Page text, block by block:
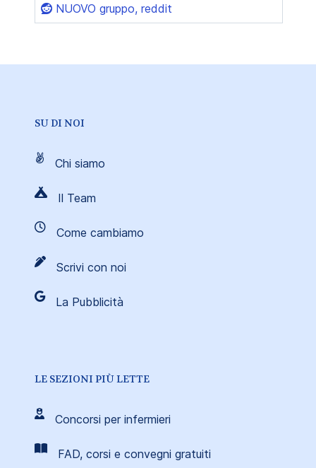
NUOVO gruppo, reddit
SU DI NOI
Chi siamo
Il Team
Come cambiamo
Scrivi con noi
La Pubblicità
LE SEZIONI PIÙ LETTE
Concorsi per infermieri
FAD, corsi e convegni gratuiti